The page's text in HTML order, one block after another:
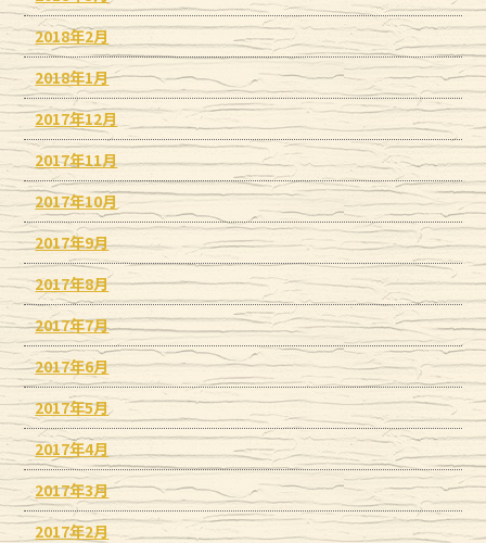
2018年2月
2018年1月
2017年12月
2017年11月
2017年10月
2017年9月
2017年8月
2017年7月
2017年6月
2017年5月
2017年4月
2017年3月
2017年2月